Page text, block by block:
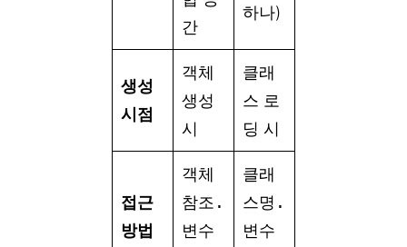
간
하나)
생성
시점
객체
생성
시
클래
스 로
딩 시
접근
방법
객체
참조.
변수
클래
스명.
변수